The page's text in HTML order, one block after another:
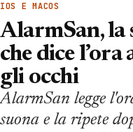
IOS E MACOS
AlarmSan, la
che dice l’ora
gli occhi
AlarmSan legge
suona e la ripete